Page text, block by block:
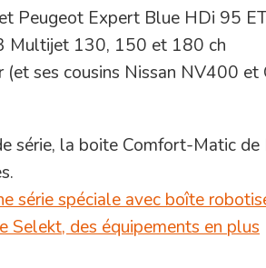
Peugeot Expert Blue HDi 95
Multijet 130, 150 et 180 ch
(et ses cousins Nissan NV400
série, la boite Comfort-Matic
série spéciale avec boîte
Selekt, des équipements en plus